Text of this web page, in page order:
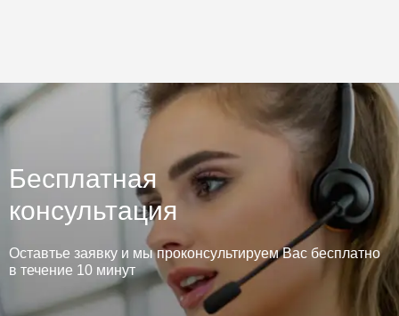
Бесплатная
консультация
Оставтье заявку и мы проконсультируем Вас бесплатно
в течение 10 минут